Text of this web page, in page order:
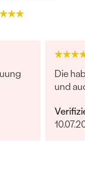
Die
und